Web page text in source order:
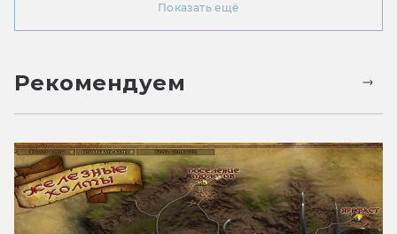
Показать ещё
Рекомендуем